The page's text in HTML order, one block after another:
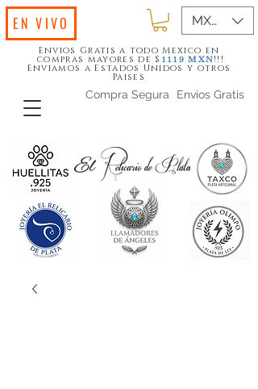
Envios Gratis
Compra Segura
Envios Gratis a todo Mexico en
compras mayores de $ 1119 MXN!!!
Enviamos a Estados Unidos y otros
Paises
MXN ($)
EN VIVO